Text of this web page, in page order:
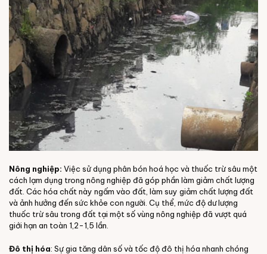
Nông nghiệp: Việc sử dụng phân bón hoá học và thuốc trừ sâu một
cách lạm dụng trong nông nghiệp đã góp phần làm giảm chất lượng
đất. Các hóa chất này ngấm vào đất, làm suy giảm chất lượng đất
và ảnh hưởng đến sức khỏe con người. Cụ thể, mức độ dư lượng
thuốc trừ sâu trong đất tại một số vùng nông nghiệp đã vượt quá
giới hạn an toàn 1,2-1,5 lần.
Đô thị hóa: Sự gia tăng dân số và tốc độ đô thị hóa nhanh chóng